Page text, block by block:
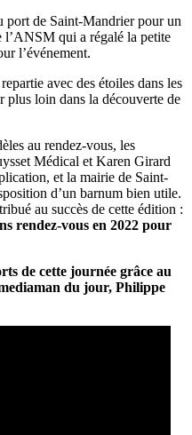
port de Saint-Mandrier pour un
l’ANSM qui a régalé la petite
l’événement.
avec des étoiles dans les
plus loin dans la découverte de
au rendez-vous, les
Médical et Karen Girard
et la mairie de Saint-
d’un barnum bien utile.
au succès de cette édition :
rendez-vous en 2022 pour
de cette journée grâce au
du jour, Philippe